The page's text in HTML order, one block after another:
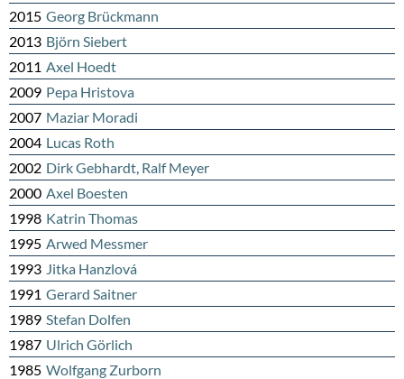
2015 Georg Brückmann
2013 Björn Siebert
2011 Axel Hoedt
2009 Pepa Hristova
2007 Maziar Moradi
2004 Lucas Roth
2002 Dirk Gebhardt, Ralf Meyer
2000 Axel Boesten
1998 Katrin Thomas
1995 Arwed Messmer
1993 Jitka Hanzlová
1991 Gerard Saitner
1989 Stefan Dolfen
1987 Ulrich Görlich
1985 Wolfgang Zurborn